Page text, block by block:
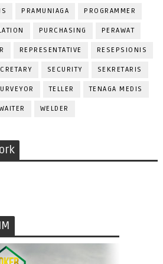
PRAMUNIAGA PROGRAMMER
PURCHASING PERAWAT
REPRESENTATIVE RESEPSIONIS
SECURITY SEKRETARIS
TELLER TENAGA MEDIS
WELDER